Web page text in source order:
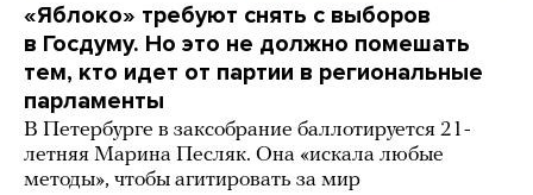
«Яблоко» требуют снять с выборов
в Госдуму. Но это не должно помешать
тем, кто идет от партии в региональные
парламенты
В Петербурге в заксобрание баллотируется 21-
летняя Марина Песляк. Она «искала любые
методы», чтобы агитировать за мир